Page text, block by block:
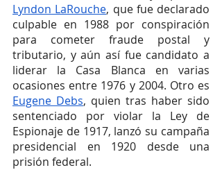
Lyndon LaRouche, que fue declarado
culpable en 1988 por conspiración
para cometer fraude postal y
tributario, y aún así fue candidato a
liderar la Casa Blanca en varias
Eugene Debs, quien tras haber sido
sentenciado por violar la Ley de
Espionaje de 1917, lanzó su campaña
presidencial en 1920 desde una
prisión federal.